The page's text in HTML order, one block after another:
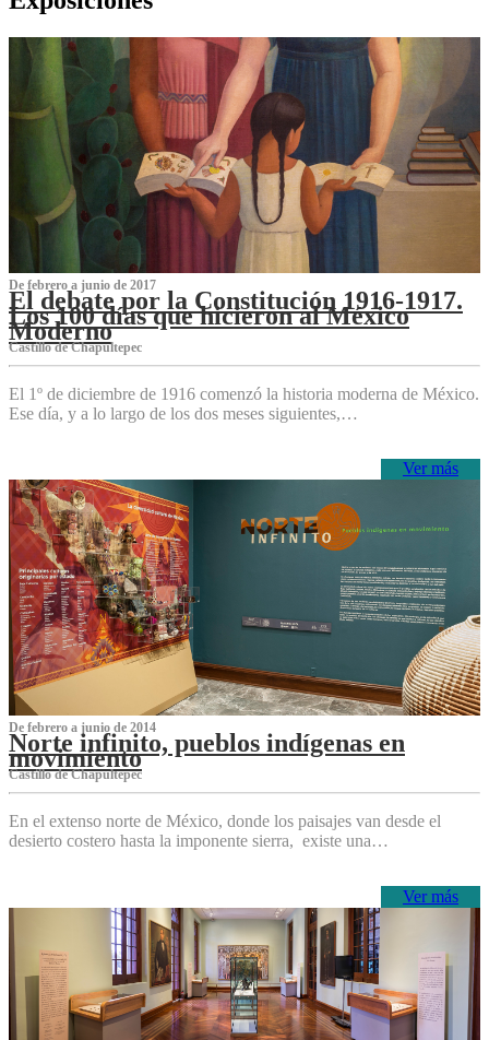
De febrero a junio de 2017
El debate por la Constitución 1916-1917.
Los 100 días que hicieron al México
Moderno
Castillo de Chapultepec
El 1º de diciembre de 1916 comenzó la historia moderna de México.
Ese día, y a lo largo de los dos meses siguientes,…
Ver más
De febrero a junio de 2014
Norte infinito, pueblos indígenas en
movimiento
Castillo de Chapultepec
En el extenso norte de México, donde los paisajes van desde el
desierto costero hasta la imponente sierra, existe una…
Ver más